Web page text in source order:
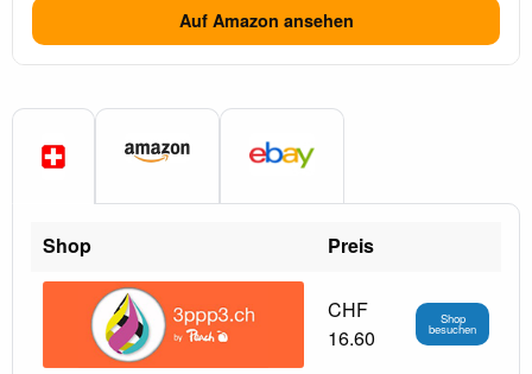
Auf Amazon ansehen
Shop Preis
CHF
16.60
Shop
besuchen